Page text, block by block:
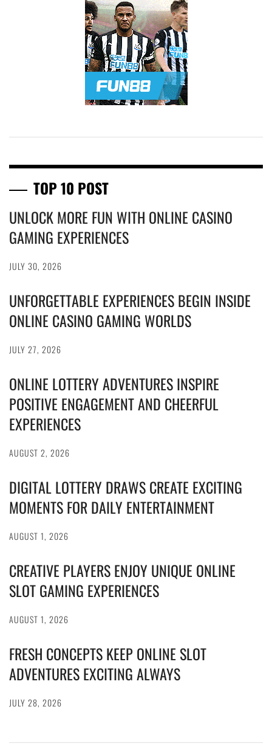
TOP 10 POST
UNLOCK MORE FUN WITH ONLINE CASINO
GAMING EXPERIENCES
JULY 30, 2026
UNFORGETTABLE EXPERIENCES BEGIN INSIDE
ONLINE CASINO GAMING WORLDS
JULY 27, 2026
ONLINE LOTTERY ADVENTURES INSPIRE
POSITIVE ENGAGEMENT AND CHEERFUL
EXPERIENCES
AUGUST 2, 2026
DIGITAL LOTTERY DRAWS CREATE EXCITING
MOMENTS FOR DAILY ENTERTAINMENT
AUGUST 1, 2026
CREATIVE PLAYERS ENJOY UNIQUE ONLINE
SLOT GAMING EXPERIENCES
AUGUST 1, 2026
FRESH CONCEPTS KEEP ONLINE SLOT
ADVENTURES EXCITING ALWAYS
JULY 28, 2026